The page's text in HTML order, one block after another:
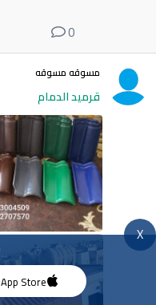
0
مسوقه مسوقه
قرميد الدمام
X
App Store